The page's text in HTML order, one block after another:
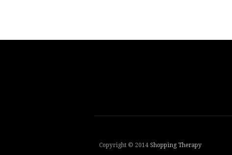
Copyright © 2014 Shopping Therapy